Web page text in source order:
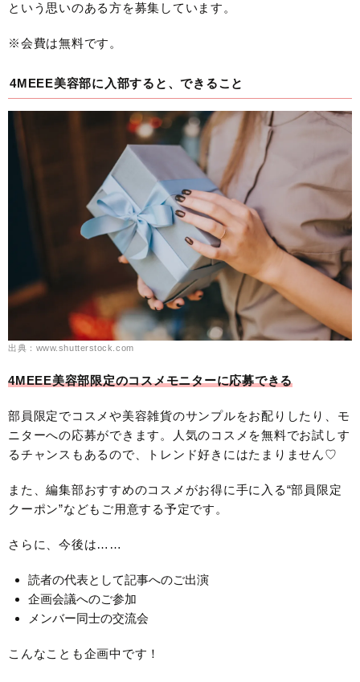
という思いのある方を募集しています。
※会費は無料です。
4MEEE美容部に入部すると、できること
出典：www.shutterstock.com
4MEEE美容部限定のコスメモニターに応募できる
部員限定でコスメや美容雑貨のサンプルをお配りしたり、モ
ニターへの応募ができます。人気のコスメを無料でお試しす
るチャンスもあるので、トレンド好きにはたまりません♡
また、編集部おすすめのコスメがお得に手に入る“部員限定
クーポン”などもご用意する予定です。
さらに、今後は……
読者の代表として記事へのご出演
企画会議へのご参加
メンバー同士の交流会
こんなことも企画中です！